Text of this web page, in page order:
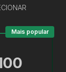
Mais popular